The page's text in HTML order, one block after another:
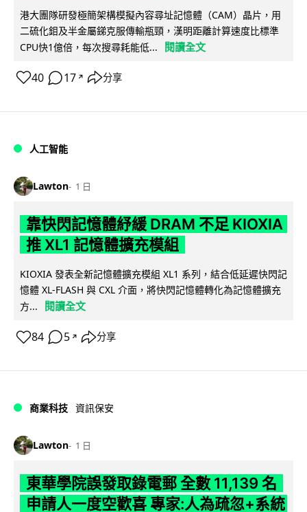
港大團隊研發極簡架構模擬內容尋址記憶體（CAM）晶片，用
二硫化鉬及半金屬銻克服傳輸瓶頸，漢明距離計算速度比標準
CPU快1億倍，每次搜尋耗能低...
閱讀全文
40 17 ↗ 分享
人工智能
Lawton 1 日
靠快閃記憶體紓緩 DRAM 不足 KIOXIA
推 XL1 記憶體擴充模組
KIOXIA 發表全新記憶體擴充模組 XL1 系列，結合低延遲快閃記
憶體 XL-FLASH 與 CXL 介面，將快閃記憶體轉化為記憶體擴充
方...
閱讀全文
84 5 ↗ 分享
商業科技 資訊保安
Lawton 1 日
東華學院誤發取錄電郵 全數 11,139 名
申請人一度空歡喜 專家:人為疏忽+系統